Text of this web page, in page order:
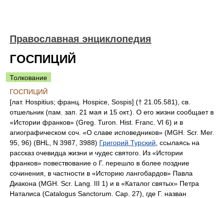
Православная энциклопедия
ГОСПИЦИЙ
Толкование
ГОСПИЦИЙ
[лат. Hospitius; франц. Hospice, Sospis] († 21.05.581), св.
отшельник (пам. зап. 21 мая и 15 окт.). О его жизни сообщает в
«Истории франков» (Greg. Turon. Hist. Franc. VI 6) и в
агиографическом соч. «О славе исповедников» (MGH. Scr. Mer.
95, 96) (BHL, N 3987, 3988) Григорий Турский , ссылаясь на
рассказ очевидца жизни и чудес святого. Из «Истории
франков» повествование о Г. перешло в более поздние
сочинения, в частности в «Историю лангобардов» Павла
Диакона (MGH. Scr. Lang. III 1) и в «Каталог святых» Петра
Наталиса (Catalogus Sanctorum. Cap. 27), где Г. назван